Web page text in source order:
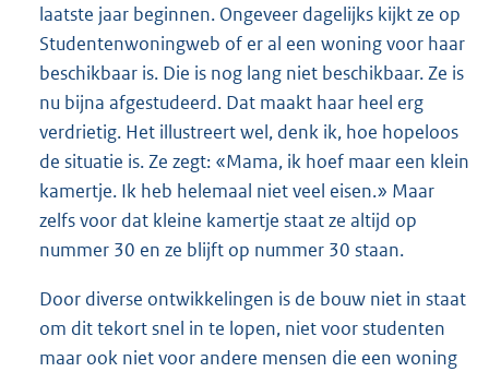
laatste jaar beginnen. Ongeveer dagelijks kijkt ze op
Studentenwoningweb of er al een woning voor haar
beschikbaar is. Die is nog lang niet beschikbaar. Ze is
nu bijna afgestudeerd. Dat maakt haar heel erg
verdrietig. Het illustreert wel, denk ik, hoe hopeloos
de situatie is. Ze zegt: «Mama, ik hoef maar een klein
kamertje. Ik heb helemaal niet veel eisen.» Maar
zelfs voor dat kleine kamertje staat ze altijd op
nummer 30 en ze blijft op nummer 30 staan.
Door diverse ontwikkelingen is de bouw niet in staat
om dit tekort snel in te lopen, niet voor studenten
maar ook niet voor andere mensen die een woning